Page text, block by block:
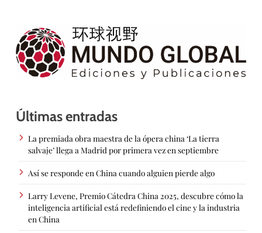
Últimas entradas
La premiada obra maestra de la ópera china ‘La tierra
salvaje’ llega a Madrid por primera vez en septiembre
Así se responde en China cuando alguien pierde algo
Larry Levene, Premio Cátedra China 2025, descubre cómo la
inteligencia artificial está redefiniendo el cine y la industria
en China